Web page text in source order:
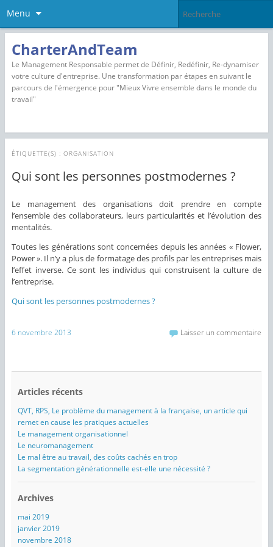
Menu
CharterAndTeam
Le Management Responsable permet de Définir, Redéfinir, Re-dynamiser
votre culture d'entreprise. Une transformation par étapes en suivant le
parcours de l'émergence pour "Mieux Vivre ensemble dans le monde du
travail"
ÉTIQUETTE(S) : ORGANISATION
Qui sont les personnes postmodernes ?
Le management des organisations doit prendre en compte
l’ensemble des collaborateurs, leurs particularités et l’évolution des
mentalités.
Toutes les générations sont concernées depuis les années « Flower,
Power ». Il n’y a plus de formatage des profils par les entreprises mais
l’effet inverse. Ce sont les individus qui construisent la culture de
l’entreprise.
Qui sont les personnes postmodernes ?
6 novembre 2013 Laisser un commentaire
Articles récents
QVT, RPS, Le problème du management à la française, un article qui
remet en cause les pratiques actuelles
Le management organisationnel
Le neuromanagement
Le mal être au travail, des coûts cachés en trop
La segmentation générationnelle est-elle une nécessité ?
Archives
mai 2019
janvier 2019
novembre 2018